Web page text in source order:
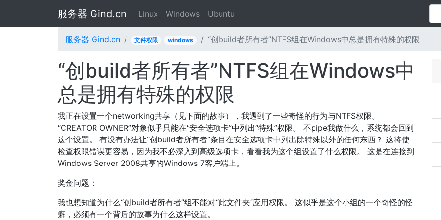
服务器 Gind.cn Linux Windows Ubuntu
服务器 Gind.cn 文件权限 windows “创build者所有者”NTFS组在Windows中总是拥有特殊的权限
“创build者所有者”NTFS组在Windows中
总是拥有特殊的权限
我正在设置一个networking共享（见下面的故事），我遇到了一些奇怪的行为与NTFS权限。
“CREATOR OWNER”对象似乎只能在“安全选项卡”中列出“特殊”权限。 不pipe我做什么，系统都会回到
这个设置。 有没有办法让“创build者所有者”条目在安全选项卡中列出除特殊以外的任何东西？ 这将使
检查权限错误更容易，因为我不必深入到高级选项卡，看看我为这个组设置了什么权限。 这是在连接到
Windows Server 2008共享的Windows 7客户端上。
奖金问题：
我也想知道为什么“创build者所有者”组不能对“此文件夹”应用权限。 这似乎是这个小组的一个奇怪的怪
癖，必须有一个背后的故事为什么这样设置。